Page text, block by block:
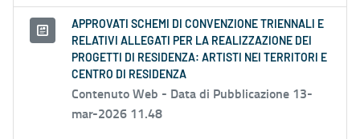
APPROVATI SCHEMI DI CONVENZIONE TRIENNALI E
RELATIVI ALLEGATI PER LA REALIZZAZIONE DEI
PROGETTI DI RESIDENZA: ARTISTI NEI TERRITORI E
CENTRO DI RESIDENZA
Contenuto Web - Data di Pubblicazione 13-
mar-2026 11.48